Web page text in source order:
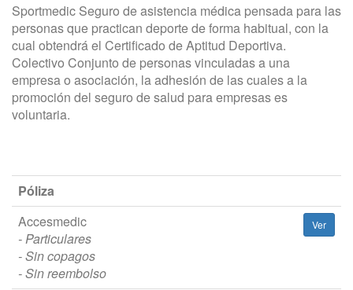
Sportmedic Seguro de asistencia médica pensada para las
personas que practican deporte de forma habitual, con la
cual obtendrá el Certificado de Aptitud Deportiva.
Colectivo Conjunto de personas vinculadas a una
empresa o asociación, la adhesión de las cuales a la
promoción del seguro de salud para empresas es
voluntaria.
Póliza
Accesmedic
- Particulares
- Sin copagos
- Sin reembolso
Ver